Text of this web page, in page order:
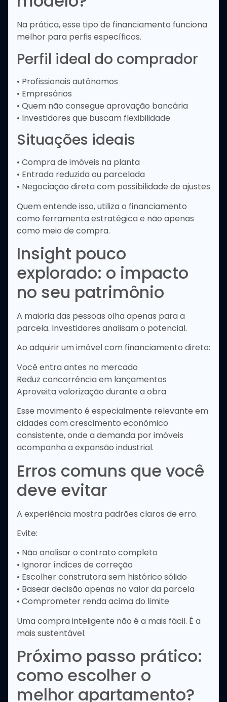
Na prática, esse tipo de financiamento funciona
melhor para perfis específicos.
Perfil ideal do comprador
• Profissionais autônomos
• Empresários
• Quem não consegue aprovação bancária
• Investidores que buscam flexibilidade
Situações ideais
• Compra de imóveis na planta
• Entrada reduzida ou parcelada
• Negociação direta com possibilidade de ajustes
Quem entende isso, utiliza o financiamento
como ferramenta estratégica e não apenas
como meio de compra.
Insight pouco
explorado: o impacto
no seu patrimônio
A maioria das pessoas olha apenas para a
parcela. Investidores analisam o potencial.
Ao adquirir um imóvel com financiamento direto:
Você entra antes no mercado
Reduz concorrência em lançamentos
Aproveita valorização durante a obra
Esse movimento é especialmente relevante em
cidades com crescimento econômico
consistente, onde a demanda por imóveis
acompanha a expansão industrial.
Erros comuns que você
deve evitar
A experiência mostra padrões claros de erro.
Evite:
• Não analisar o contrato completo
• Ignorar índices de correção
• Escolher construtora sem histórico sólido
• Basear decisão apenas no valor da parcela
• Comprometer renda acima do limite
Uma compra inteligente não é a mais fácil. É a
mais sustentável.
Próximo passo prático:
como escolher o
melhor apartamento?